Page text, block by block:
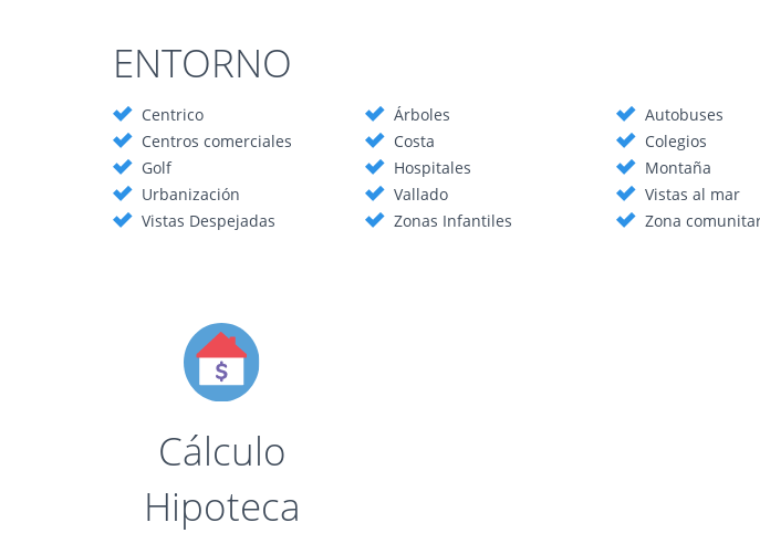
ENTORNO
Centrico Árboles
Autobuses
Centros comerciales
Costa
Colegios
Golf
Hospitales
Montaña
Urbanización
Vallado
Vistas al mar
Vistas Despejadas
Zonas Infantiles Zona
Cálculo
Hipoteca